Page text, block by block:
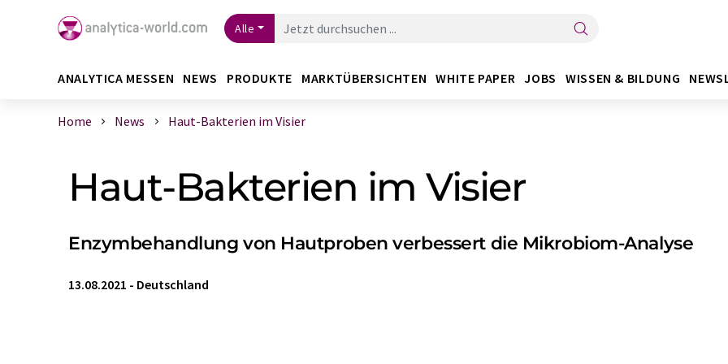
Alle
ANALYTICA MESSEN NEWS PRODUKTE MARKTÜBERSICHTEN WHITE PAPER JOBS WISSEN & BILDUNG
Home News Haut-Bakterien im Visier
Haut-Bakterien im Visier
Enzymbehandlung von Hautproben verbessert die Mikrobiom-Analyse
13.08.2021 - Deutschland